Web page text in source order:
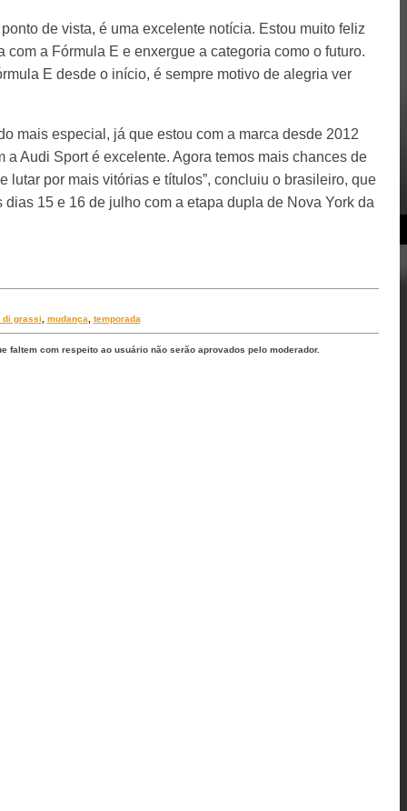
de vista, é uma excelente notícia. Estou muito feliz
a Fórmula E e enxergue a categoria como o futuro.
E desde o início, é sempre motivo de alegria ver
mais especial, já que estou com a marca desde 2012
Audi Sport é excelente. Agora temos mais chances de
lutar por mais vitórias e títulos”, concluiu o brasileiro, que
15 e 16 de julho com a etapa dupla de Nova York da
di grassi mudança temporada
faltem com respeito ao usuário não serão aprovados pelo moderador.